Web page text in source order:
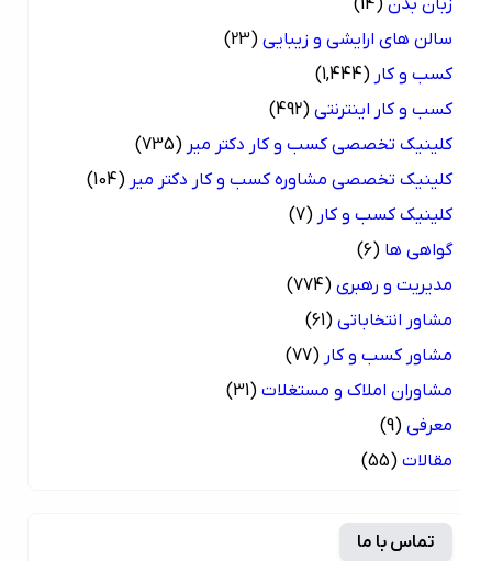
زبان بدن (14)
سالن های ارایشی و زیبایی (23)
کسب و کار (1,444)
کسب و کار اینترنتی (492)
کلینیک تخصصی کسب و کار دکتر میر (735)
کلینیک تخصصی مشاوره کسب و کار دکتر میر (104)
کلینیک کسب و کار (7)
گواهی ها (6)
مدیریت و رهبری (774)
مشاور انتخاباتی (61)
مشاور کسب و کار (77)
مشاوران املاک و مستغلات (31)
معرفی (9)
مقالات (55)
تماس با ما